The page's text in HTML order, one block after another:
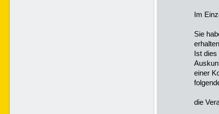
Im
Sie
Ist dies
einer
die